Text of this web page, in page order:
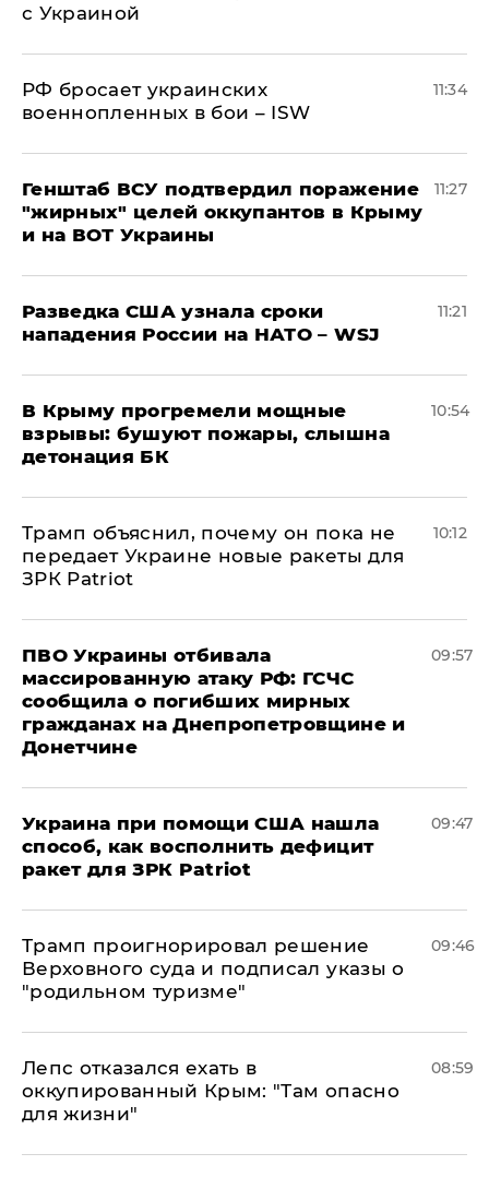
с Украиной
РФ бросает украинских
военнопленных в бои – ISW
11:34
Генштаб ВСУ подтвердил поражение
"жирных" целей оккупантов в Крыму
и на ВОТ Украины
11:27
Разведка США узнала сроки
нападения России на НАТО – WSJ
11:21
В Крыму прогремели мощные
взрывы: бушуют пожары, слышна
детонация БК
10:54
Трамп объяснил, почему он пока не
передает Украине новые ракеты для
ЗРК Patriot
10:12
ПВО Украины отбивала
массированную атаку РФ: ГСЧС
сообщила о погибших мирных
гражданах на Днепропетровщине и
Донетчине
09:57
Украина при помощи США нашла
способ, как восполнить дефицит
ракет для ЗРК Patriot
09:47
Трамп проигнорировал решение
Верховного суда и подписал указы о
"родильном туризме"
09:46
Лепс отказался ехать в
оккупированный Крым: "Там опасно
для жизни"
08:59